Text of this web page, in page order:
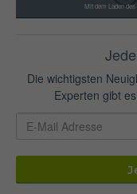
Mit dem Laden
Die wichtigsten
Experten gibt